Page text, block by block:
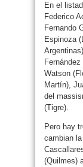
En el
Federico
Fernando
Espinoza
Watson
Martín),
del
(Tigre).
Pero hay
cambian
(Quilmes)